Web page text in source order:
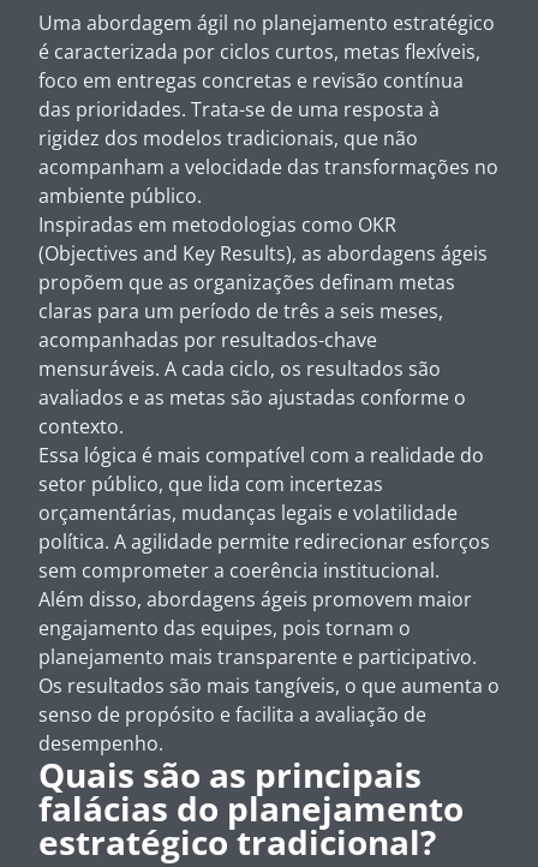
Uma abordagem ágil no planejamento estratégico
é caracterizada por ciclos curtos, metas flexíveis,
foco em entregas concretas e revisão contínua
das prioridades. Trata-se de uma resposta à
rigidez dos modelos tradicionais, que não
acompanham a velocidade das transformações no
ambiente público.
Inspiradas em metodologias como OKR
(Objectives and Key Results), as abordagens ágeis
propõem que as organizações definam metas
claras para um período de três a seis meses,
acompanhadas por resultados-chave
mensuráveis. A cada ciclo, os resultados são
avaliados e as metas são ajustadas conforme o
contexto.
Essa lógica é mais compatível com a realidade do
setor público, que lida com incertezas
orçamentárias, mudanças legais e volatilidade
política. A agilidade permite redirecionar esforços
sem comprometer a coerência institucional.
Além disso, abordagens ágeis promovem maior
engajamento das equipes, pois tornam o
planejamento mais transparente e participativo.
Os resultados são mais tangíveis, o que aumenta o
senso de propósito e facilita a avaliação de
desempenho.
Quais são as principais
falácias do planejamento
estratégico tradicional?